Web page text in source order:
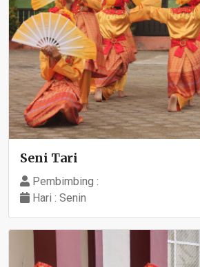
Seni Tari
Pembimbing :
Hari : Senin